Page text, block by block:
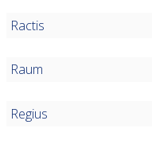
Ractis
Raum
Regius